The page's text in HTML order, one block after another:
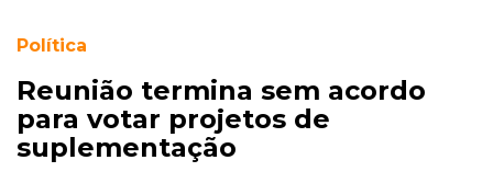
Política
Reunião termina sem acordo
para votar projetos de
suplementação